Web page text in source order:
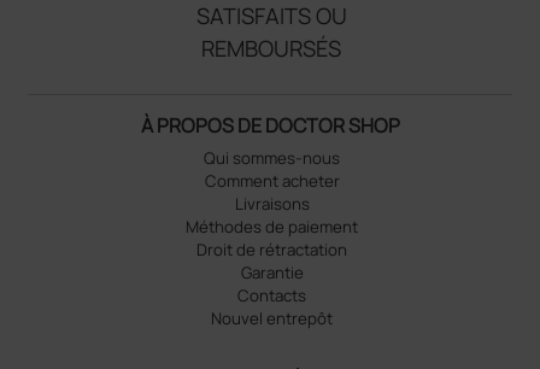
SATISFAITS OU
REMBOURSÉS
À PROPOS DE DOCTOR SHOP
Qui sommes-nous
Comment acheter
Livraisons
Méthodes de paiement
Droit de rétractation
Garantie
Contacts
Nouvel entrepôt